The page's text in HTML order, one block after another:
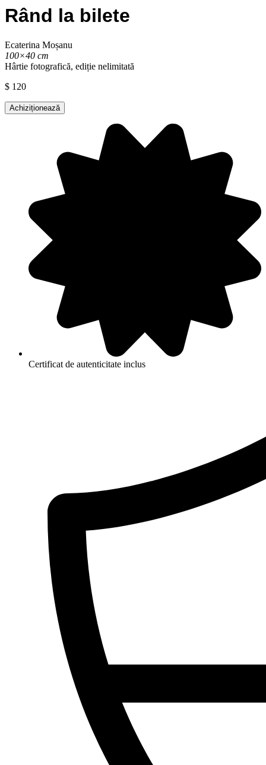
Rând la bilete
Ecaterina Moșanu
100×40 cm
Hârtie fotografică, ediție nelimitată
$ 120
Achiziționează
Certificat de autenticitate inclus